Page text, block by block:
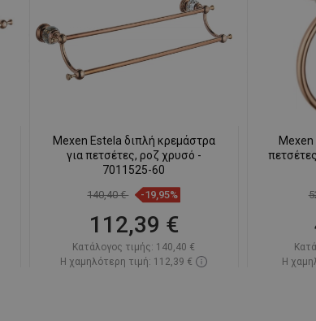
Mexen Estela διπλή κρεμάστρα
για πετσέτες, ροζ χρυσό -
7011525-60
140,40 € -19,95%
112,39 €
Κατάλογος τιμής: 140,40 €
Η χαμηλότερη τιμή: 112,39 €
Mexen
Η